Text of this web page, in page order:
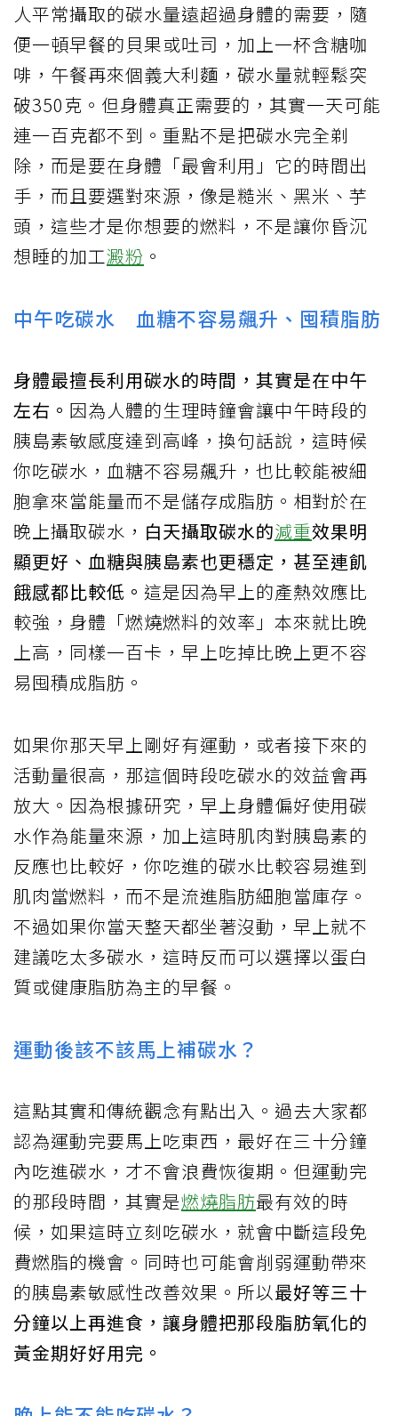
人平常攝取的碳水量遠超過身體的需要，隨
便一頓早餐的貝果或吐司，加上一杯含糖咖
啡，午餐再來個義大利麵，碳水量就輕鬆突
破350克。但身體真正需要的，其實一天可能
連一百克都不到。重點不是把碳水完全剃
除，而是要在身體「最會利用」它的時間出
手，而且要選對來源，像是糙米、黑米、芋
頭，這些才是你想要的燃料，不是讓你昏沉
想睡的加工澱粉 。
中午吃碳水 血糖不容易飆升、囤積脂肪
身體最擅長利用碳水的時間，其實是在中午
左右。 因為人體的生理時鐘會讓中午時段的
胰島素敏感度達到高峰，換句話說，這時候
你吃碳水，血糖不容易飆升，也比較能被細
胞拿來當能量而不是儲存成脂肪。相對於在
晚上攝取碳水， 白天攝取碳水的減重效果明
顯更好、血糖與胰島素也更穩定，甚至連飢
餓感都比較低。 這是因為早上的產熱效應比
較強，身體「燃燒燃料的效率」本來就比晚
上高，同樣一百卡，早上吃掉比晚上更不容
易囤積成脂肪。
如果你那天早上剛好有運動，或者接下來的
活動量很高，那這個時段吃碳水的效益會再
放大。因為根據研究，早上身體偏好使用碳
水作為能量來源，加上這時肌肉對胰島素的
反應也比較好，你吃進的碳水比較容易進到
肌肉當燃料，而不是流進脂肪細胞當庫存。
不過如果你當天整天都坐著沒動，早上就不
建議吃太多碳水，這時反而可以選擇以蛋白
質或健康脂肪為主的早餐。
運動後該不該馬上補碳水？
這點其實和傳統觀念有點出入。過去大家都
認為運動完要馬上吃東西，最好在三十分鐘
內吃進碳水，才不會浪費恢復期。但運動完
的那段時間，其實是燃燒脂肪最有效的時
候，如果這時立刻吃碳水，就會中斷這段免
費燃脂的機會。同時也可能會削弱運動帶來
的胰島素敏感性改善效果。所以最好等三十
分鐘以上再進食，讓身體把那段脂肪氧化的
黃金期好好用完。